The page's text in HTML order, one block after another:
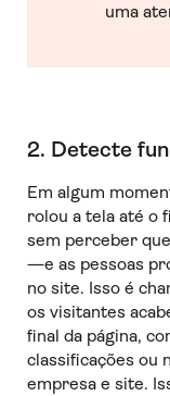
uma
2. Detecte
Em algum
rolou a tela até o
sem perceber
—e as pessoas
no site. Isso é
os visitantes
final da página,
classificações ou
empresa e site.